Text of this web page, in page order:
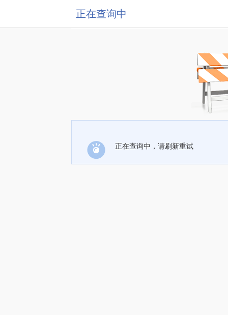
正在查询中
正在查询中，请刷新重试